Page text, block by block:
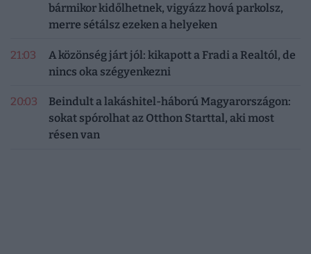
bármikor kidőlhetnek, vigyázz hová parkolsz,
merre sétálsz ezeken a helyeken
21:03
A közönség járt jól: kikapott a Fradi a Realtól, de
nincs oka szégyenkezni
20:03
Beindult a lakáshitel-háború Magyarországon:
sokat spórolhat az Otthon Starttal, aki most
résen van